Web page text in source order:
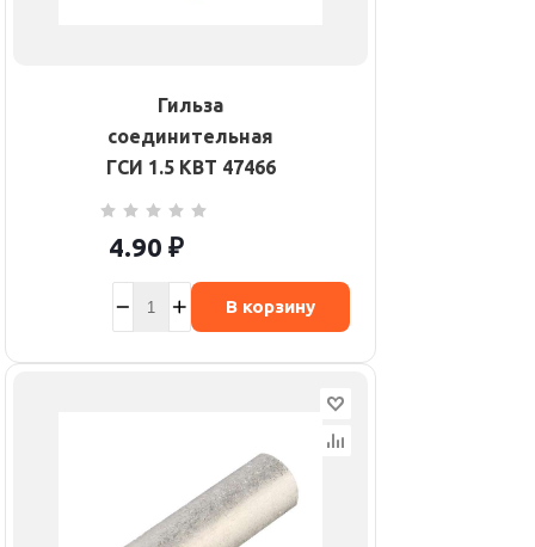
Гильза
соединительная
ГСИ 1.5 КВТ 47466
4.90 ₽
В корзину